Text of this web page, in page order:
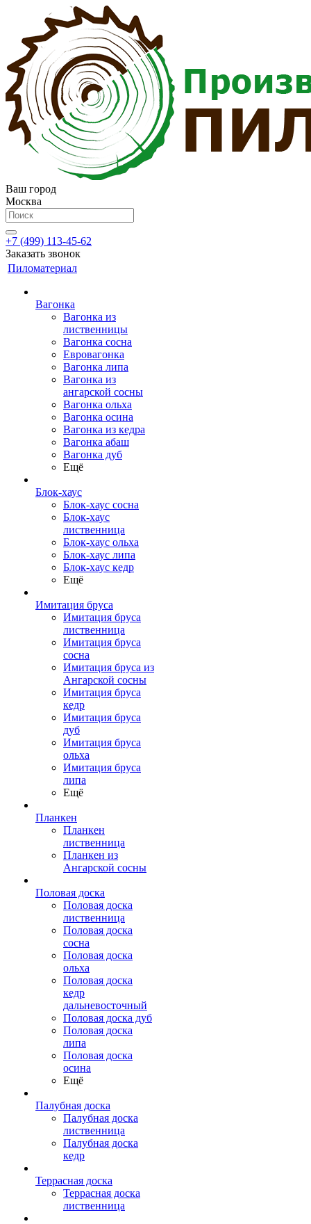
Ваш город
Москва
+7 (499) 113-45-62
Заказать звонок
Пиломатериал
Вагонка
Вагонка из
лиственницы
Вагонка сосна
Евровагонка
Вагонка липа
Вагонка из
ангарской сосны
Вагонка ольха
Вагонка осина
Вагонка из кедра
Вагонка абаш
Вагонка дуб
Ещё
Блок-хаус
Блок-хаус сосна
Блок-хаус
лиственница
Блок-хаус ольха
Блок-хаус липа
Блок-хаус кедр
Ещё
Имитация бруса
Имитация бруса
лиственница
Имитация бруса
сосна
Имитация бруса из
Ангарской сосны
Имитация бруса
кедр
Имитация бруса
дуб
Имитация бруса
ольха
Имитация бруса
липа
Ещё
Планкен
Планкен
лиственница
Планкен из
Ангарской сосны
Половая доска
Половая доска
лиственница
Половая доска
сосна
Половая доска
ольха
Половая доска
кедр
дальневосточный
Половая доска дуб
Половая доска
липа
Половая доска
осина
Ещё
Палубная доска
Палубная доска
лиственница
Палубная доска
кедр
Террасная доска
Террасная доска
лиственница